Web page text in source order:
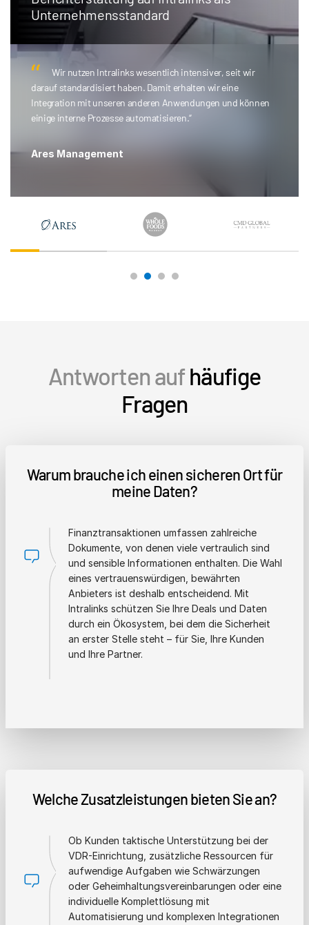
Unternehmensstandard
Wir nutzen Intralinks wesentlich intensiver, seit wir
darauf standardisiert haben. Damit erhalten wir eine
Integration mit unseren anderen Anwendungen und können
einige interne Prozesse automatisieren.“
Ares Management
Antworten aufhäufige
Fragen
Warum brauche ich einen sicheren Ort für
meine Daten?
Finanztransaktionen umfassen zahlreiche
Dokumente, von denen viele vertraulich sind
und sensible Informationen enthalten. Die Wahl
eines vertrauenswürdigen, bewährten
Anbieters ist deshalb entscheidend. Mit
Intralinks schützen Sie Ihre Deals und Daten
durch ein Ökosystem, bei dem die Sicherheit
an erster Stelle steht – für Sie, Ihre Kunden
und Ihre Partner.
Welche Zusatzleistungen bieten Sie an?
Ob Kunden taktische Unterstützung bei der
VDR-Einrichtung, zusätzliche Ressourcen für
aufwendige Aufgaben wie Schwärzungen
oder Geheimhaltungsvereinbarungen oder eine
individuelle Komplettlösung mit
Automatisierung und komplexen Integrationen